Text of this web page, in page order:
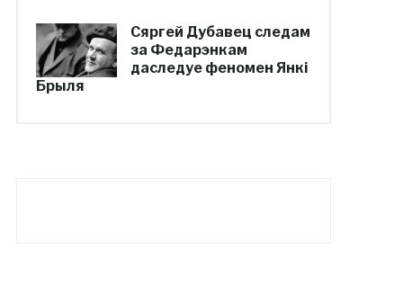
Сяргей Дубавец следам
за Федарэнкам
даследуе феномен Янкі
Брыля